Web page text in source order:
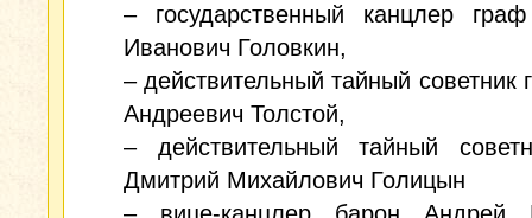
– государственный канцлер
Иванович Головкин,
– действительный тайный советник
Андреевич Толстой,
– действительный тайный
Дмитрий Михайлович Голицын